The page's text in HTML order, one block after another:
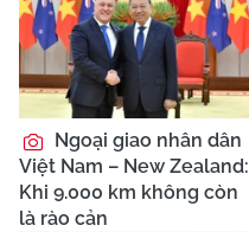
Ngoại giao nhân dân
Việt Nam – New Zealand:
Khi 9.000 km không còn
là rào cản